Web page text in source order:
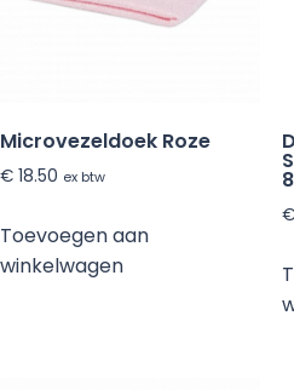
Microvezeldoek Roze
€ 18.50 ex btw
Toevoegen aan
winkelwagen
€